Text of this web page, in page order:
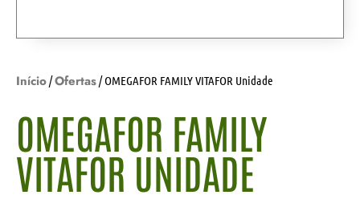
Início/Ofertas/ OMEGAFOR FAMILY VITAFOR Unidade
OMEGAFOR FAMILY
VITAFOR UNIDADE